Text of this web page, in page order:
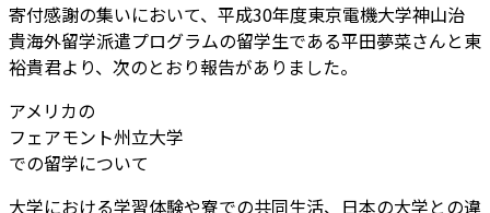
寄付感謝の集いにおいて、平成30年度東京電機大学神山治
貴海外留学派遣プログラムの留学生である平田夢菜さんと東
裕貴君より、次のとおり報告がありました。
アメリカの
フェアモント州立大学
での留学について
大学における学習体験や寮での共同生活、日本の大学との違